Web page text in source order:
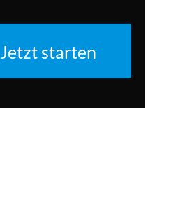
Jetzt starten